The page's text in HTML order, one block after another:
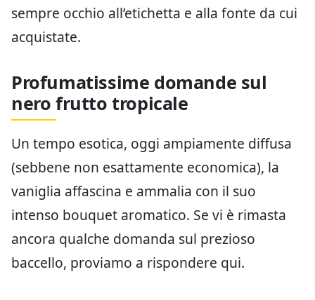
sempre occhio all’etichetta e alla fonte da cui
acquistate.
Profumatissime domande sul
nero frutto tropicale
Un tempo esotica, oggi ampiamente diffusa
(sebbene non esattamente economica), la
vaniglia affascina e ammalia con il suo
intenso bouquet aromatico. Se vi è rimasta
ancora qualche domanda sul prezioso
baccello, proviamo a rispondere qui.